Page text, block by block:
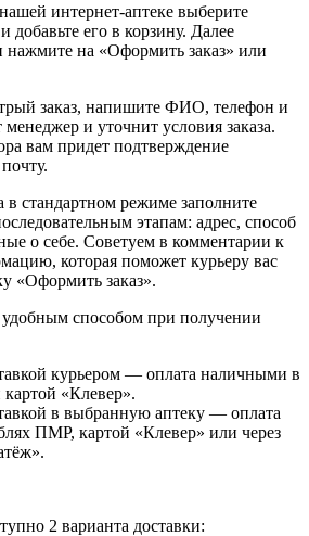
интернет-аптеке выберите
добавьте его в корзину. Далее
нажмите на «Оформить заказ» или
заказ, напишите ФИО, телефон и
и уточнит условия заказа.
вам придет подтверждение
в стандартном режиме заполните
этапам: адрес, способ
о себе. Советуем в комментарии к
которая поможет курьеру вас
«Оформить заказ».
способом при получении
курьером — оплата наличными в
«Клевер».
в выбранную аптеку — оплата
ПМР, картой «Клевер» или через
2 варианта доставки: